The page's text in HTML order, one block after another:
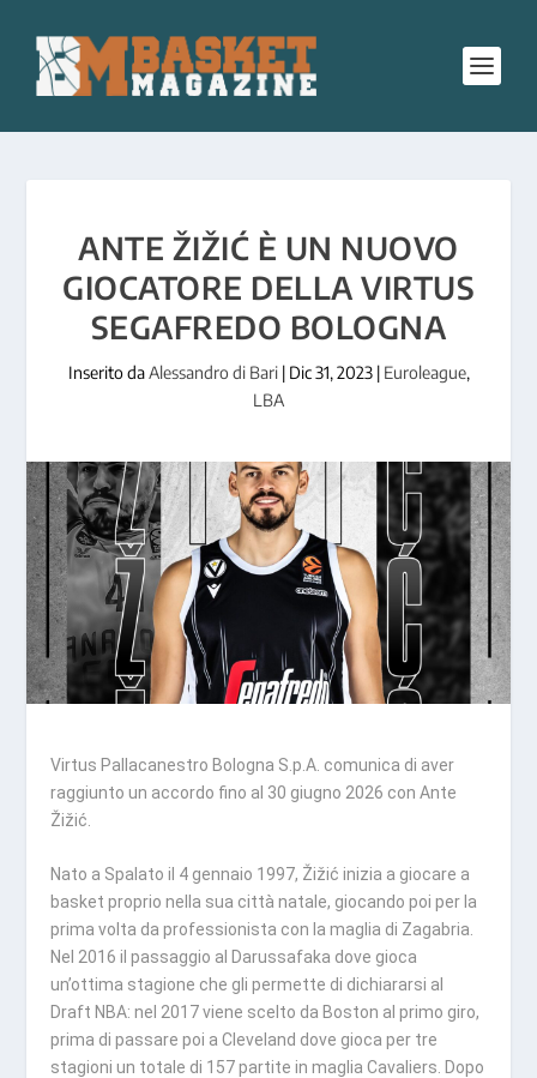
ANTE ŽIŽIĆ È UN NUOVO
GIOCATORE DELLA VIRTUS
SEGAFREDO BOLOGNA
Inserito daAlessandro di Bari| Dic 31, 2023| Euroleague,
LBA
Virtus Pallacanestro Bologna S.p.A. comunica di aver
raggiunto un accordo fino al 30 giugno 2026 con Ante
Žižić.
Nato a Spalato il 4 gennaio 1997, Žižić inizia a giocare a
basket proprio nella sua città natale, giocando poi per la
prima volta da professionista con la maglia di Zagabria.
Nel 2016 il passaggio al Darussafaka dove gioca
un’ottima stagione che gli permette di dichiararsi al
Draft NBA: nel 2017 viene scelto da Boston al primo giro,
prima di passare poi a Cleveland dove gioca per tre
stagioni un totale di 157 partite in maglia Cavaliers. Dopo